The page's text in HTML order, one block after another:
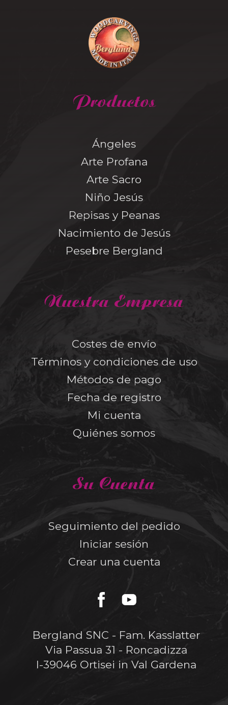
Productos
Ángeles
Arte Profana
Arte Sacro
Niño Jesús
Repisas y Peanas
Nacimiento de Jesús
Pesebre Bergland
Nuestra Empresa
Costes de envío
Términos y condiciones de uso
Métodos de pago
Fecha de registro
Mi cuenta
Quiénes somos
Su Cuenta
Seguimiento del pedido
Iniciar sesión
Crear una cuenta
Bergland SNC - Fam. Kasslatter
Via Passua 31 - Roncadizza
I-39046 Ortisei in Val Gardena